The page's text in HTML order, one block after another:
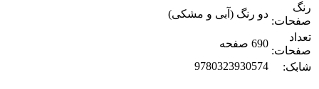
رنگ
صفحات:
دو رنگ (آبی و مشکی)
تعداد
صفحات:
690 صفحه
شابک:
9780323930574